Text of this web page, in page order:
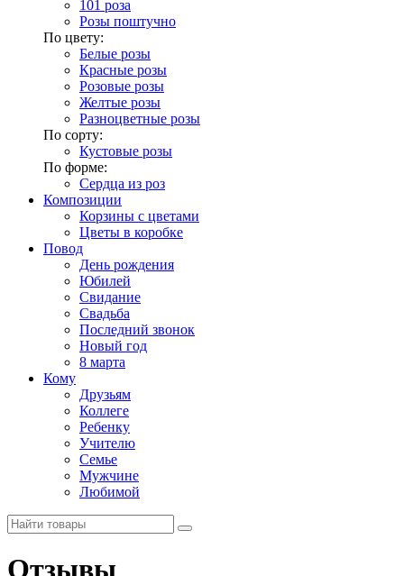
101 роза
Розы поштучно
По цвету:
Белые розы
Красные розы
Розовые розы
Желтые розы
Разноцветные розы
По сорту:
Кустовые розы
По форме:
Сердца из роз
Композиции
Корзины с цветами
Цветы в коробке
Повод
День рождения
Юбилей
Свидание
Свадьба
Последний звонок
Новый год
8 марта
Кому
Друзьям
Коллеге
Ребенку
Учителю
Семье
Мужчине
Любимой
Отзывы